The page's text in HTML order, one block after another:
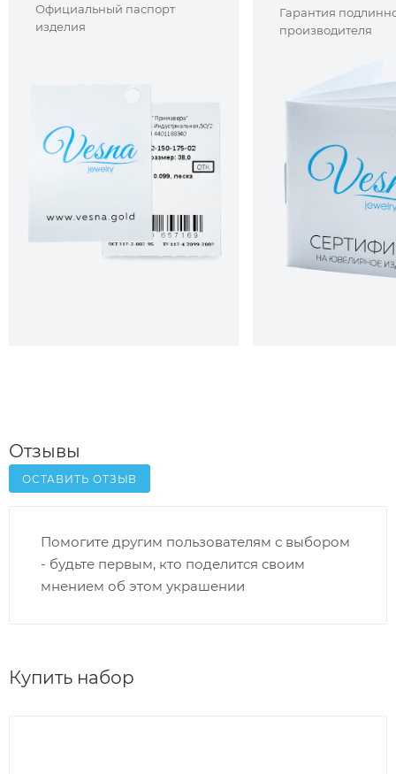
Официальный паспорт
изделия
Гарантия
производителя
Отзывы
ОСТАВИТЬ ОТЗЫВ
Помогите другим пользователям с выбором
- будьте первым, кто поделится своим
мнением об этом украшении
Купить набор